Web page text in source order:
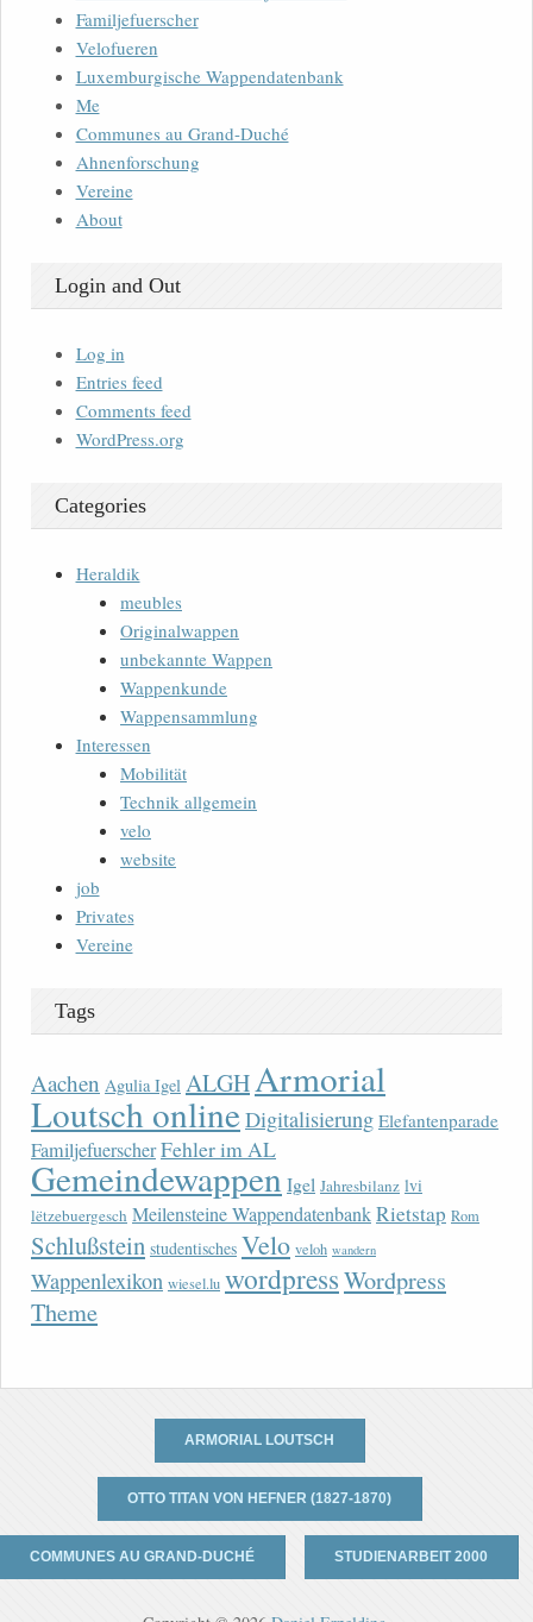
Familjefuerscher
Velofueren
Luxemburgische Wappendatenbank
Me
Communes au Grand-Duché
Ahnenforschung
Vereine
About
Login and Out
Log in
Entries feed
Comments feed
WordPress.org
Categories
Heraldik
meubles
Originalwappen
unbekannte Wappen
Wappenkunde
Wappensammlung
Interessen
Mobilität
Technik allgemein
velo
website
job
Privates
Vereine
Tags
Aachen Agulia Igel ALGHArmorial
Loutsch onlineDigitalisierung Elefantenparade
FamiljefuerscherFehler im AL
Gemeindewappen Igel Jahresbilanz lvi
lëtzebuergesch Meilensteine WappendatenbankRietstap Rom
Schlußstein studentisches Velo veloh wandern
Wappenlexikon wiesel.lu wordpressWordpress
Theme
ARMORIAL LOUTSCH
OTTO TITAN VON HEFNER (1827-1870)
COMMUNES AU GRAND-DUCHÉ STUDIENARBEIT 2000